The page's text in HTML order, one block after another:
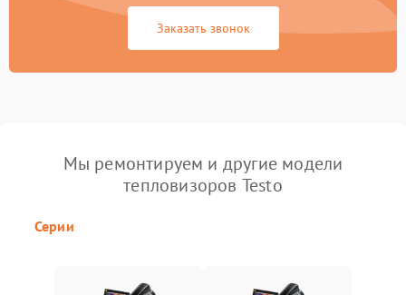
Заказать звонок
Мы ремонтируем и другие модели
тепловизоров Testo
Серии